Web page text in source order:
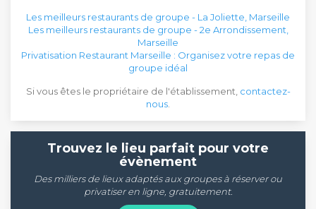
Les meilleurs restaurants de groupe - La Joliette, Marseille
Les meilleurs restaurants de groupe - 2e Arrondissement,
Marseille
Privatisation Restaurant Marseille : Organisez votre repas de
groupe idéal
Si vous êtes le propriétaire de l'établissement, contactez-
nous
Trouvez le lieu parfait pour votre
évènement
Des milliers de lieux adaptés aux groupes à réserver ou
privatiser en ligne, gratuitement.